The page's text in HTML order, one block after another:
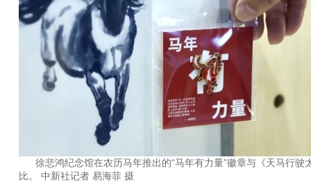
徐悲鸿纪念馆在农历马年推出的“马年有力量”徽章与《天马行驶
比。 中新社记者 易海菲 摄